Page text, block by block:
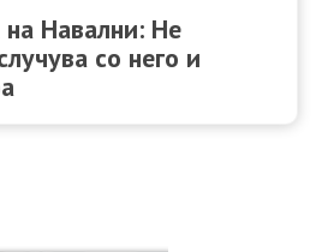
Навални: Не
со него и